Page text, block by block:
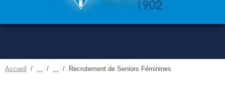
Accueil Recrutement de Seniors Féminines